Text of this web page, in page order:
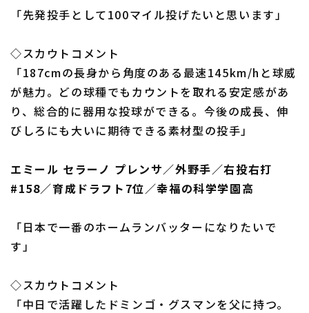
「先発投手として100マイル投げたいと思います」
◇スカウトコメント
「187cmの長身から角度のある最速145km/hと球威
が魅力。どの球種でもカウントを取れる安定感があ
り、総合的に器用な投球ができる。今後の成長、伸
びしろにも大いに期待できる素材型の投手」
エミール セラーノ プレンサ／外野手／右投右打
#158／育成ドラフト7位／幸福の科学学園高
「日本で一番のホームランバッターになりたいで
す」
◇スカウトコメント
「中日で活躍したドミンゴ・グスマンを父に持つ。